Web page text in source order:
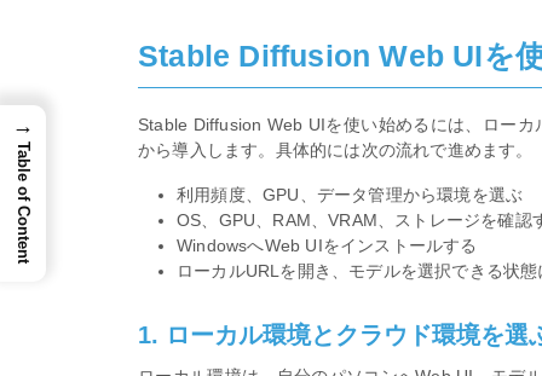
Stable Diffusion Web UIを
Stable Diffusion Web UIを使い始めるには、ロー
から導入します。具体的には次の流れで進めます。
利用頻度、GPU、データ管理から環境を選ぶ
OS、GPU、RAM、VRAM、ストレージを確認
WindowsへWeb UIをインストールする
ローカルURLを開き、モデルを選択できる状態
1. ローカル環境とクラウド環境を選
→
Table of Content